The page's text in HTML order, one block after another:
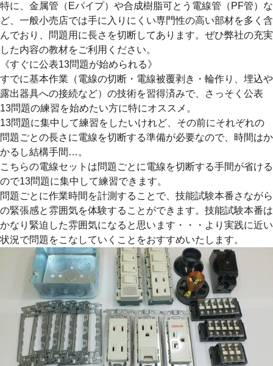
特に、金属管（Eパイプ）や合成樹脂可とう電線管（PF管）な
ど、一般小売店では手に入りにくい専門性の高い部材を多く含
んでおり、問題用に長さを切断してあります。ぜひ弊社の充実
した内容の教材をご利用ください。
《すぐに公表13問題が始められる》
すでに基本作業（電線の切断・電線被覆剥き・輪作り、埋込や
露出器具への接続など）の技術を習得済みで、さっそく公表
13問題の練習を始めたい方に特にオススメ。
13問題に集中して練習をしたいけれど、その前にそれぞれの
問題ごとの長さに電線を切断する準備が必要なので、時間はか
かるし結構手間…。
こちらの電線セットは問題ごとに電線を切断する手間が省ける
ので13問題に集中して練習できます。
問題ごとに作業時間を計測することで、技能試験本番さながら
の緊張感と雰囲気を体験することができます。技能試験本番は
かなり緊迫した雰囲気になると思います・・・より実践に近い
状況で問題をこなしていくことをおすすめいたします。